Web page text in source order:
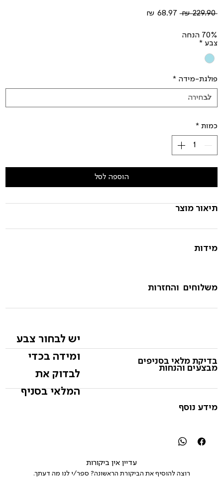
‏229.90 ‏₪
מחיר
70% הנחה
צבע *
פולגת-מידה *
כמות *
הוספה לסל
תיאור מוצר
מידות
משלוחים והחזרות
יש לבחור צבע
ומידה בכדי
לבדוק את
המלאי בסניף
בדיקת מלאי בסניפים
מבצעים והנחות
מידע נוסף
עדיין אין ביקורות
רוצה להוסיף את הביקורת הראשונה? ספר/י לנו מה דעתך.